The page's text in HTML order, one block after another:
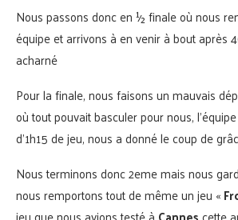
Nous passons donc en ½ finale où nous
équipe et arrivons à en venir à bout après
acharné
Pour la finale, nous faisons un mauvais
où tout pouvait basculer pour nous,
d’1h15 de jeu, nous a donné le coup de
Nous terminons donc 2eme mais nous
nous remportons tout de même un jeu «